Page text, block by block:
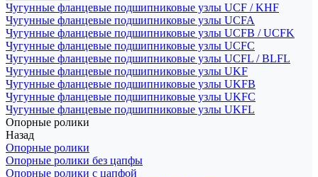
Чугунные фланцевые подшипниковые узлы UCF / KHF
Чугунные фланцевые подшипниковые узлы UCFA
Чугунные фланцевые подшипниковые узлы UCFB / UCFK
Чугунные фланцевые подшипниковые узлы UCFC
Чугунные фланцевые подшипниковые узлы UCFL / BLFL
Чугунные фланцевые подшипниковые узлы UKF
Чугунные фланцевые подшипниковые узлы UKFB
Чугунные фланцевые подшипниковые узлы UKFC
Чугунные фланцевые подшипниковые узлы UKFL
Опорные ролики
Назад
Опорные ролики
Опорные ролики без цапфы
Опорные ролики с цапфой